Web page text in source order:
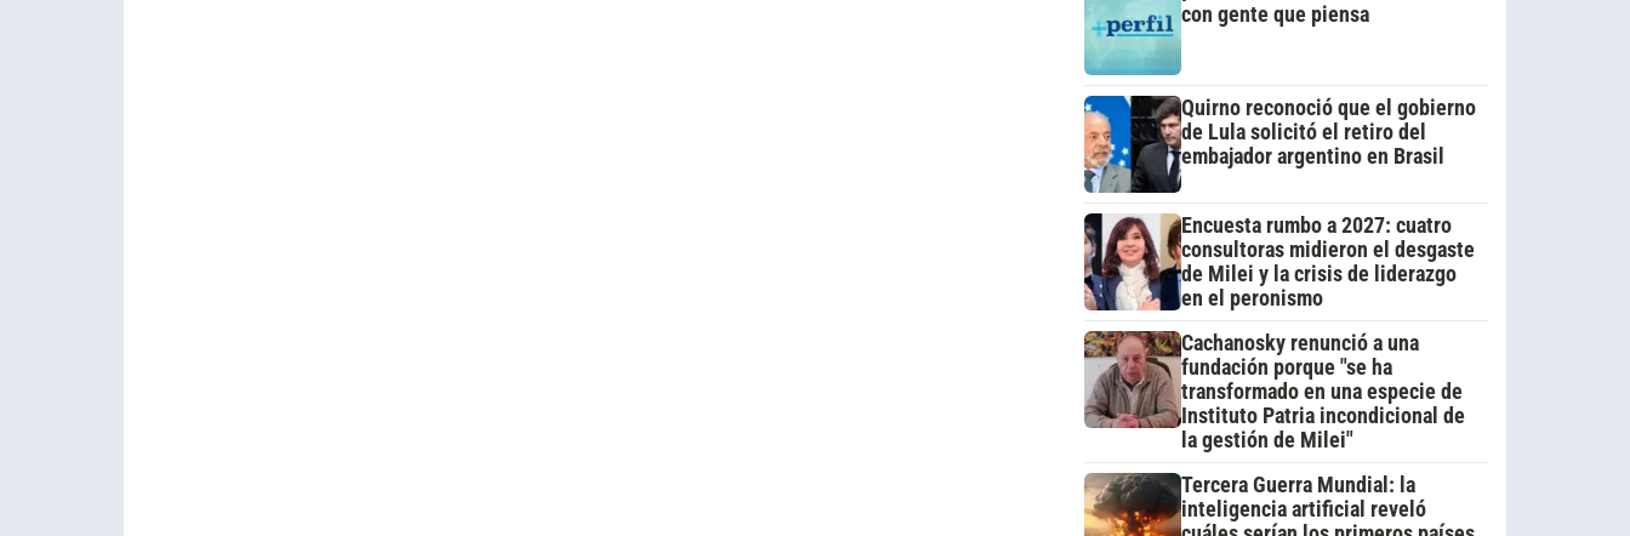
con gente que piensa
Quirno reconoció que el gobierno
de Lula solicitó el retiro del
embajador argentino en Brasil
Encuesta rumbo a 2027: cuatro
consultoras midieron el desgaste
de Milei y la crisis de liderazgo
en el peronismo
Cachanosky renunció a una
fundación porque "se ha
transformado en una especie de
Instituto Patria incondicional de
la gestión de Milei"
Tercera Guerra Mundial: la
inteligencia artificial reveló